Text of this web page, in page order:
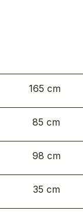
165 cm
85 cm
98 cm
35 cm